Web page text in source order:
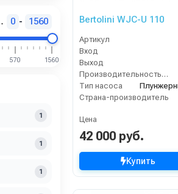
(бар) 0 - 1560
570 1560
1
1
1
Bertolini WJC-U 110
Артикул
Вход
Выход
Производительность (л/ч)
Тип насоса
Страна-производитель
Цена
42 000 руб.
Купить